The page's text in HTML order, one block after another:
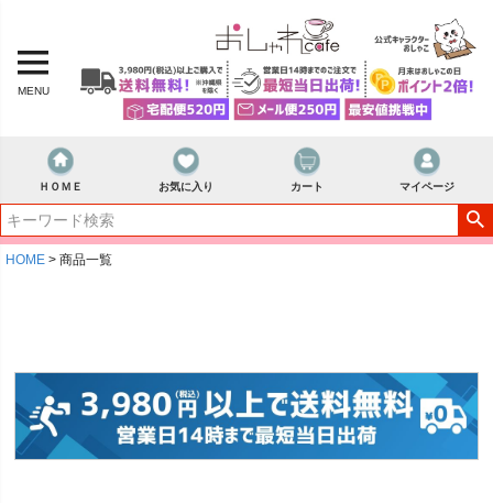
MENU
ＨＯＭＥ お気に入り カート マイページ
HOME 商品一覧
キーワード